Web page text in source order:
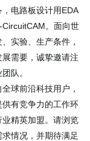
电路板设计用EDA
。面向世
实验、生产条件，
需要，诚挚邀请注
队。
球前沿科技用户，
有竞争力的工作环
精英加盟。请浏览
情况，并期待满足